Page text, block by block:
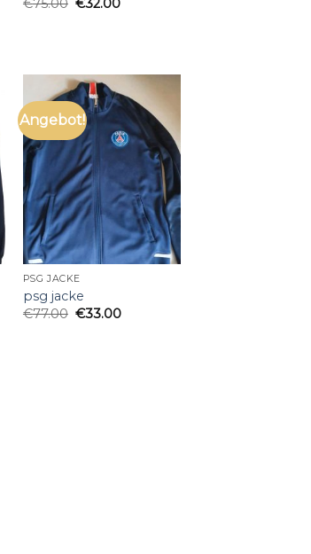
€75.00 €32.00
Angebot!
PSG JACKE
psg jacke
€77.00 €33.00